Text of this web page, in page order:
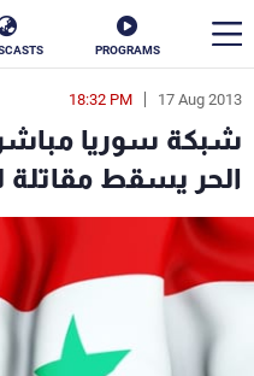
PROGRAMS
17 Aug 2013
18:32 PM
شبكة سوريا
الحر يسقط مقاتلة
en
الأخبار
سياسة
إقتصاد